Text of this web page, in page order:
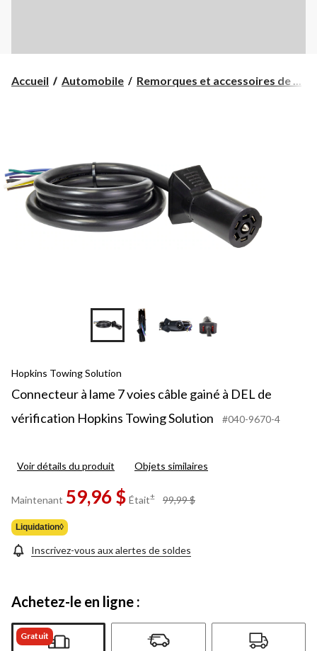
Accueil Automobile Remorques et accessoires de ...
Hopkins Towing Solution
Connecteur à lame 7 voies câble gainé à DEL de
vérification Hopkins Towing Solution
#040-9670-4
Voir détails du produit Objets similaires
Maintenant 59,96 $ Était± 99,99 $
Liquidation◊
Inscrivez-vous aux alertes de soldes
Achetez-le en ligne :
Gratuit